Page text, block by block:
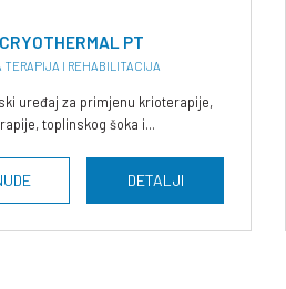
PT
TERAPIJA I REHABILITACIJA
uređaj za primjenu krioterapije,
toplinskog šoka i...
DETALJI